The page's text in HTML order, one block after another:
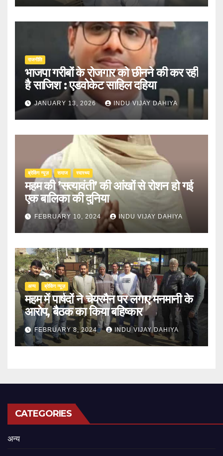
राजनीति
भाजपा गरीबों के रोजगार को छीनने की कर रही
है साजिश : एडवोकेट साहिल दहिया
JANUARY 13, 2026 INDU VIJAY DAHIYA
ब्रेकिंग न्यूज़ समाज स्वास्थ्य
महम की ’सत्यावंती’ की आंखों से रोशन हो गई
एक बालिका की दुनिया
FEBRUARY 10, 2024 INDU VIJAY DAHIYA
अन्य ब्रेकिंग न्यूज़
महम में पार्षदों ने चेयरमैन पर लगाए मनमानी के
आरोप, बैठक का किया बहिष्कार
FEBRUARY 8, 2024 INDU VIJAY DAHIYA
CATEGORIES
अन्य